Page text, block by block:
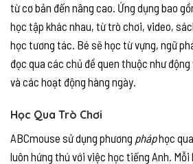
từ cơ bản đến nâng cao. Ứng dụng bao
học tập khác nhau, từ trò chơi, video,
học tương tác. Bé sẽ học từ vựng, ngữ
đọc qua các chủ đề quen thuộc như
và các hoạt động hàng ngày.
Học Qua Trò Chơi
ABCmouse sử dụng phương pháphọc
luôn hứng thú với việc học tiếng Anh.